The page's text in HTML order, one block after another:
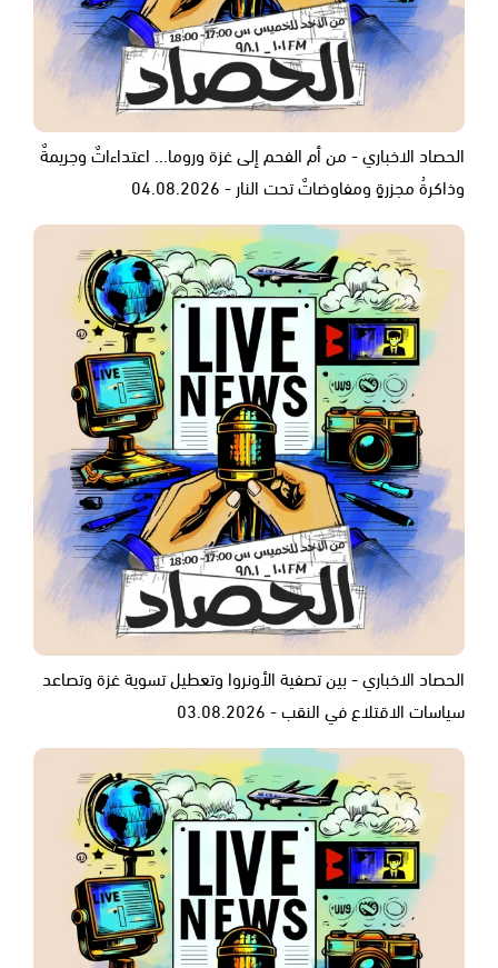
الحصاد الاخباري - من أم الفحم إلى غزة وروما... اعتداءاتٌ وجريمةٌ
وذاكرةُ مجزرةٍ ومفاوضاتٌ تحت النار - 04.08.2026
الحصاد الاخباري - بين تصفية الأونروا وتعطيل تسوية غزة وتصاعد
سياسات الاقتلاع في النقب - 03.08.2026